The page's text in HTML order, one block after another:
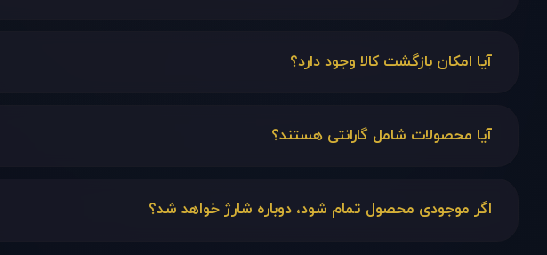
آیا امکان بازگشت کالا وجود دارد؟
در صورت نیاز، می‌توانید مطابق شرایط بازگشت کالا، درخواست خود را ثبت و پیگیری کنید.
آیا محصولات شامل گارانتی هستند؟
اگر موجودی محصول تمام شود، دوباره شارژ خواهد شد؟